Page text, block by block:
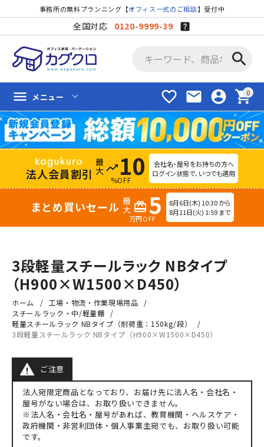
事務所の無料プランニング【オフィス一式のご相談】受付中
全国対応 0120-9999-39
search
favorite_border mail account_circle shopping_cart
menu メニュー
法人会員割引 trending_up 10
%OFF
会社名・屋号をお持ちの方へ
ログイン状態で、いつでも適用
まとめ買いセール redeem 5
万円OFF
8月6日(木) 10:30 から
8月11日(火) 1:59 まで
3段軽量スチールラック NBタイプ
（H900×W1500×D450）
ホーム
工場・物流・作業現場用品
スチールラック・中/軽量棚
軽量スチールラック NBタイプ（耐荷重：150kg/段）
3段軽量スチールラック NBタイプ（H900×W1500×D450）
ご注意
法人宛限定商品となっており、お届け先に法人名・会社名・
屋号がない場合は、お取り扱いできません。
※法人名・会社名・屋号があれば、教育機関・ヘルスケア・
政府機関・非営利団体・個人事業主宛でも、お取り扱い可能
です。